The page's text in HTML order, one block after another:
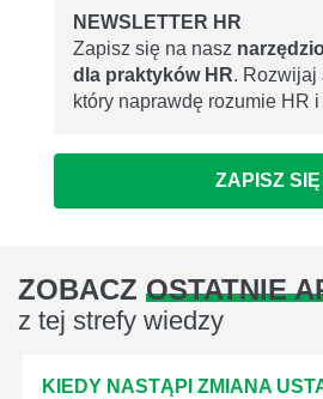
NEWSLETTER HR
Zapisz się na nasz
dla praktyków HR. Rozwijaj
który naprawdę rozumie HR
ZAPISZ SIĘ
ZOBACZ OSTATNIE
z tej strefy wiedzy
KIEDY NASTĄPI ZMIANA